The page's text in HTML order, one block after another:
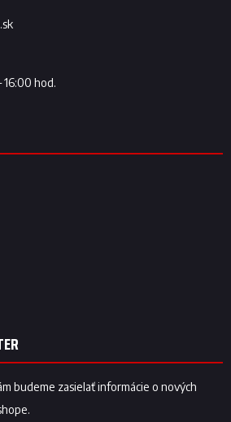
budeme zasielať informácie o nových